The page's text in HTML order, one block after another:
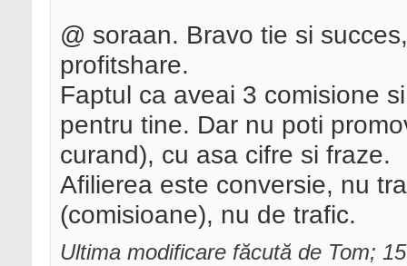
@ soraan. Bravo tie si
profitshare.
Faptul ca aveai 3 comisione
pentru tine. Dar nu poti
curand), cu asa cifre si fraze.
Afilierea este conversie, nu
(comisioane), nu de trafic.
Ultima modificare făcută de Tom;